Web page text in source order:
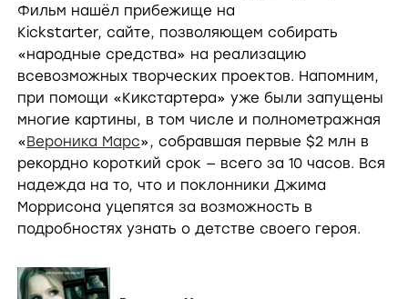
Фильм нашёл прибежище на
Kickstarter, сайте, позволяющем собирать
«народные средства» на реализацию
всевозможных творческих проектов. Напомним,
при помощи «Кикстартера» уже были запущены
многие картины, в том числе и полнометражная
«Вероника Марс», собравшая первые $2 млн в
рекордно короткий срок — всего за 10 часов. Вся
надежда на то, что и поклонники Джима
Моррисона уцепятся за возможность в
подробностях узнать о детстве своего героя.